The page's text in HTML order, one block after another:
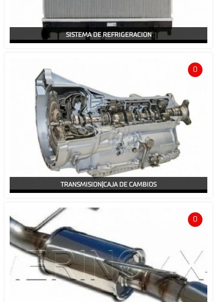
SISTEMA DE REFRIGERACION
TRANSMISION|CAJA DE CAMBIOS
0
0